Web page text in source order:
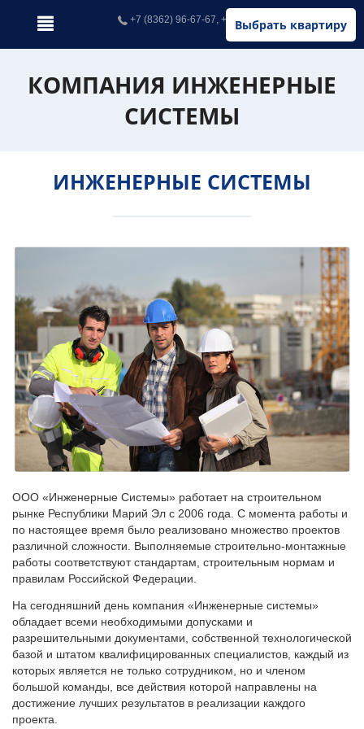
Выбрать квартиру
+7 (8362) 96-67-67, +7 (902) 326-67-67
КОМПАНИЯ ИНЖЕНЕРНЫЕ
СИСТЕМЫ
ИНЖЕНЕРНЫЕ СИСТЕМЫ
ООО «Инженерные Системы» работает на строительном
рынке Республики Марий Эл с 2006 года. С момента работы и
по настоящее время было реализовано множество проектов
различной сложности. Выполняемые строительно-монтажные
работы соответствуют стандартам, строительным нормам и
правилам Российской Федерации.
На сегодняшний день компания «Инженерные системы»
обладает всеми необходимыми допусками и
разрешительными документами, собственной технологической
базой и штатом квалифицированных специалистов, каждый из
которых является не только сотрудником, но и членом
большой команды, все действия которой направлены на
достижение лучших результатов в реализации каждого
проекта.